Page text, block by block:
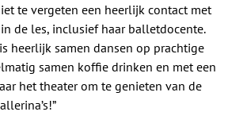
te vergeten een heerlijk contact met
de les, inclusief haar balletdocente.
heerlijk samen dansen op prachtige
samen koffie drinken en met een
het theater om te genieten van de